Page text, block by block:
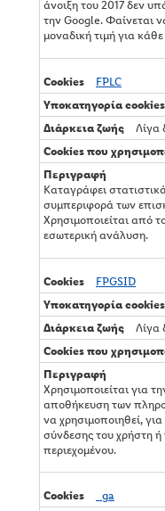
άνοιξη του 2017 δεν
την Google. Φαίνεται
μοναδική τιμή για
FPLC
Λίγα
Καταγράφει
συμπεριφορά των
Χρησιμοποιείται από
εσωτερική ανάλυση.
FPGSID
Λίγα
Χρησιμοποιείται για
αποθήκευση των
να χρησιμοποιηθεί,
σύνδεσης του χρήστη ή
περιεχομένου.
_ga